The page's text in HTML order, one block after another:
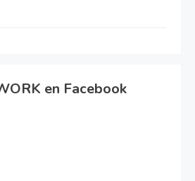
en Facebook